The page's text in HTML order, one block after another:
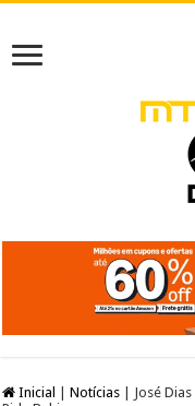
Inicial Notícias
José